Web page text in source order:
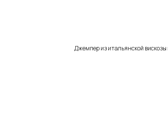
Джемпер из итальянской